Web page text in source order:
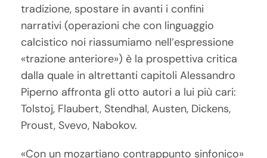
tradizione, spostare in avanti i confini
narrativi (operazioni che con linguaggio
calcistico noi riassumiamo nell’espressione
«trazione anteriore») è la prospettiva critica
dalla quale in altrettanti capitoli Alessandro
Piperno affronta gli otto autori a lui più cari:
Tolstoj, Flaubert, Stendhal, Austen, Dickens,
Proust, Svevo, Nabokov.
«Con un mozartiano contrappunto sinfonico»